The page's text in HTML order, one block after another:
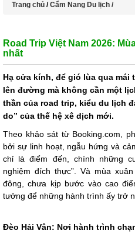
Trang chủ /Cẩm Nang Du lịch /
Road Trip Việt Nam 2026:
nhất
Hạ cửa kính, để gió lùa qua
lên đường mà không cần một
thần của road trip, kiểu du lịch
do” của thế hệ xê dịch mới.
Theo khảo sát từ Booking.com,
bởi sự linh hoạt, ngẫu hứng và
chỉ là điểm đến, chính những
nghiệm đích thực”. Và mùa
đông, chưa kịp bước vào cao
tưởng để những hành trình ấy trở
Đèo Hải Vân: Nơi hành trình